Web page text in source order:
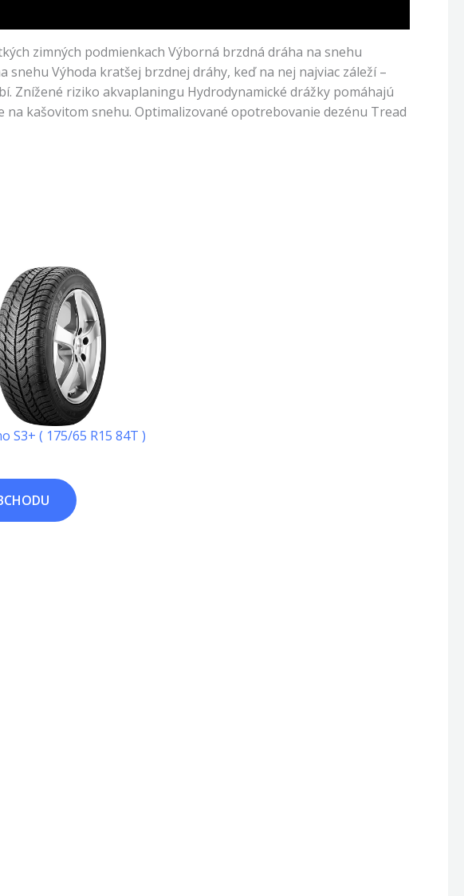
zimných podmienkach Výborná brzdná dráha na snehu
Výhoda kratšej brzdnej dráhy, keď na nej najviac záleží –
Znížené riziko akvaplaningu Hydrodynamické drážky pomáhajú
kašovitom snehu. Optimalizované opotrebovanie dezénu Tread
S3+ ( 175/65 R15 84T )